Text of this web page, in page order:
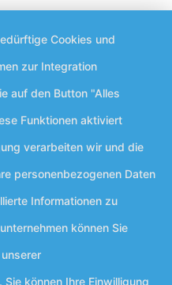
Cookies und
zur Integration
auf den Button "Alles
Funktionen aktiviert
verarbeiten wir und die
personenbezogenen Daten
Informationen zu
können Sie
können Ihre Einwilligung